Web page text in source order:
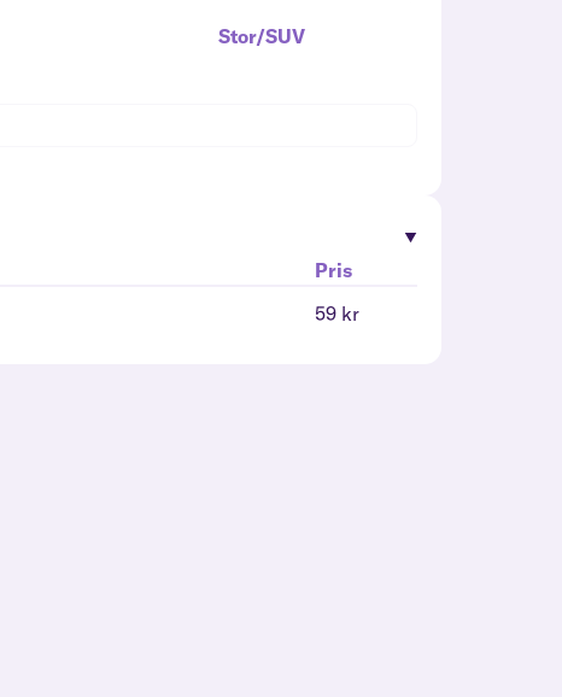
Stor/SUV
Pris
59 kr